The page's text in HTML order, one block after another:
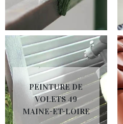
PEINTURE DE
VOLETS 49
MAINE-ET-LOIRE